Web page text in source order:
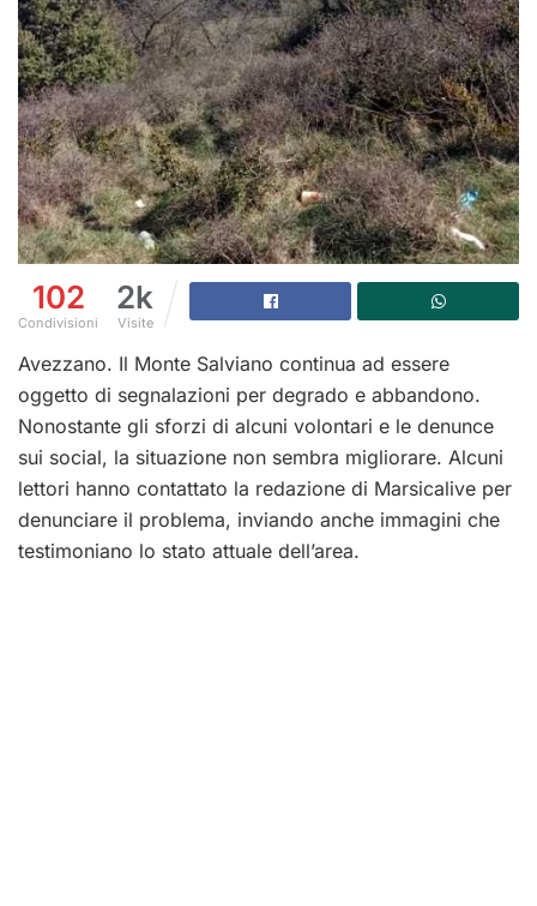
102
Condivisioni
2k
Visite
Avezzano. Il Monte Salviano continua ad essere
oggetto di segnalazioni per degrado e abbandono.
Nonostante gli sforzi di alcuni volontari e le denunce
sui social, la situazione non sembra migliorare. Alcuni
lettori hanno contattato la redazione di Marsicalive per
denunciare il problema, inviando anche immagini che
testimoniano lo stato attuale dell’area.